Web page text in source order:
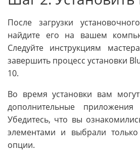
После загрузки
найдите его на вашем
Следуйте инструкциям
завершить процесс установки
10.
Во время установки вам
дополнительные
Убедитесь, что вы
элементами и выбрали
опции.